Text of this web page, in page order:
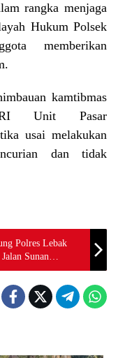
rangka menjaga
Hukum Polsek
memberikan
kamtibmas
Unit Pasar
usai melakukan
dan tidak
Polres Lebak
Sunan